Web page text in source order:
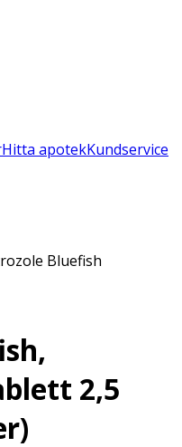
Hitta apotekKundservice
Bluefish
2,5